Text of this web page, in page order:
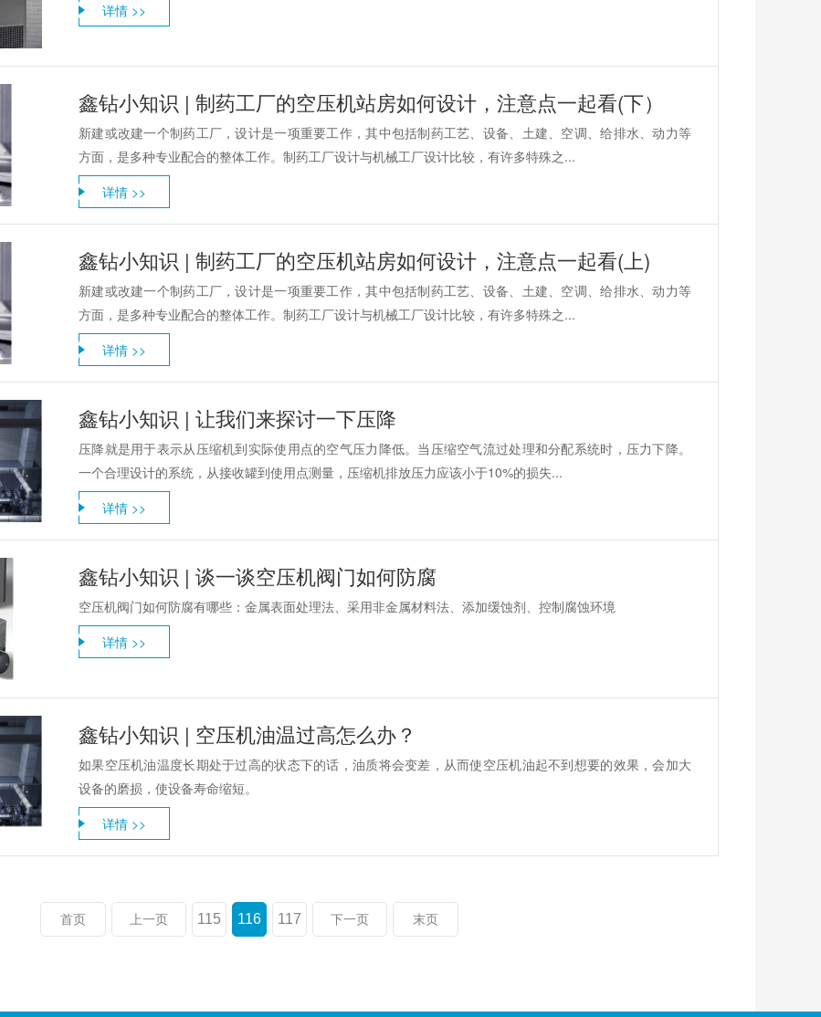
详情 >>
鑫钻小知识 | 制药工厂的空压机站房如何设计，注意点一起看(下）
新建或改建一个制药工厂，设计是一项重要工作，其中包括制药工艺、设备、土建、空调、给排水、动力等
方面，是多种专业配合的整体工作。制药工厂设计与机械工厂设计比较，有许多特殊之...
详情 >>
鑫钻小知识 | 制药工厂的空压机站房如何设计，注意点一起看(上)
新建或改建一个制药工厂，设计是一项重要工作，其中包括制药工艺、设备、土建、空调、给排水、动力等
方面，是多种专业配合的整体工作。制药工厂设计与机械工厂设计比较，有许多特殊之...
详情 >>
鑫钻小知识 | 让我们来探讨一下压降
压降就是用于表示从压缩机到实际使用点的空气压力降低。当压缩空气流过处理和分配系统时，压力下降。
一个合理设计的系统，从接收罐到使用点测量，压缩机排放压力应该小于10%的损失...
详情 >>
鑫钻小知识 | 谈一谈空压机阀门如何防腐
空压机阀门如何防腐有哪些：金属表面处理法、采用非金属材料法、添加缓蚀剂、控制腐蚀环境
详情 >>
鑫钻小知识 | 空压机油温过高怎么办？
如果空压机油温度长期处于过高的状态下的话，油质将会变差，从而使空压机油起不到想要的效果，会加大
设备的磨损，使设备寿命缩短。
详情 >>
首页 上一页 115 116 117 下一页 末页